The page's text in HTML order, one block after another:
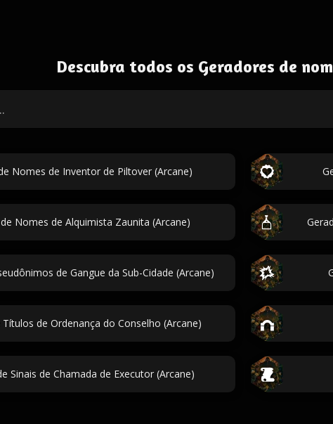
Descubra todos os Geradores de
Nomes de Inventor de Piltover (Arcane)
Nomes de Alquimista Zaunita (Arcane)
de Gangue da Sub-Cidade (Arcane)
de Ordenança do Conselho (Arcane)
Sinais de Chamada de Executor (Arcane)